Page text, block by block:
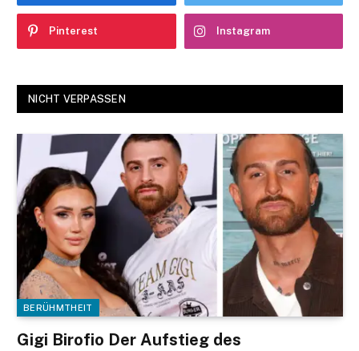
Pinterest Instagram
NICHT VERPASSEN
BERÜHMTHEIT
Gigi Birofio Der Aufstieg des